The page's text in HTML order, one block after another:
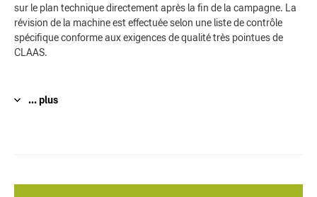
sur le plan technique directement après la fin de la campagne. La
révision de la machine est effectuée selon une liste de contrôle
spécifique conforme aux exigences de qualité très pointues de
CLAAS.
... plus